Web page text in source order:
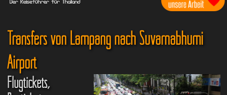
Transfers von Lampang nach Suvarnabhumi
Airport
Flugtickets,